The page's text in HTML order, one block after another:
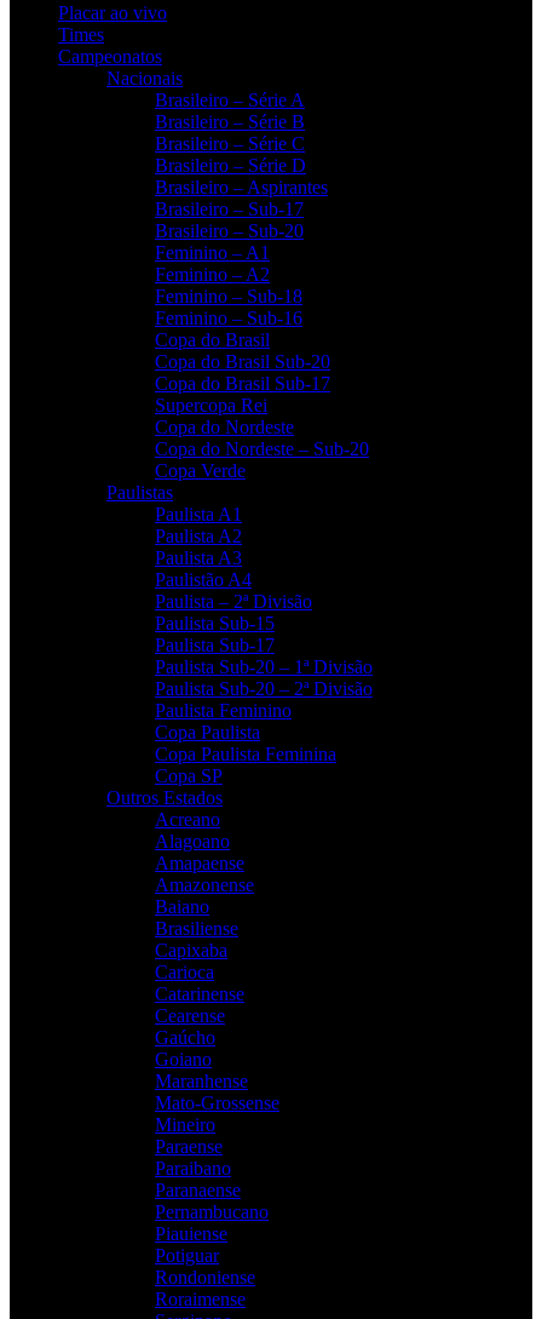
Placar ao vivo
Times
Campeonatos
Nacionais
Brasileiro – Série A
Brasileiro – Série B
Brasileiro – Série C
Brasileiro – Série D
Brasileiro – Aspirantes
Brasileiro – Sub-17
Brasileiro – Sub-20
Feminino – A1
Feminino – A2
Feminino – Sub-18
Feminino – Sub-16
Copa do Brasil
Copa do Brasil Sub-20
Copa do Brasil Sub-17
Supercopa Rei
Copa do Nordeste
Copa do Nordeste – Sub-20
Copa Verde
Paulistas
Paulista A1
Paulista A2
Paulista A3
Paulistão A4
Paulista – 2ª Divisão
Paulista Sub-15
Paulista Sub-17
Paulista Sub-20 – 1ª Divisão
Paulista Sub-20 – 2ª Divisão
Paulista Feminino
Copa Paulista
Copa Paulista Feminina
Copa SP
Outros Estados
Acreano
Alagoano
Amapaense
Amazonense
Baiano
Brasiliense
Capixaba
Carioca
Catarinense
Cearense
Gaúcho
Goiano
Maranhense
Mato-Grossense
Mineiro
Paraense
Paraibano
Paranaense
Pernambucano
Piauiense
Potiguar
Rondoniense
Roraimense